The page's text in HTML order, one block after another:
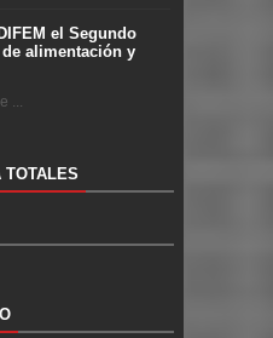
el Segundo
alimentación y
...